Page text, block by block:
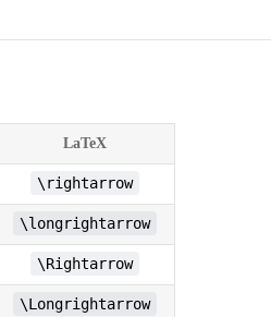
LaTeX
\rightarrow
\longrightarrow
\Rightarrow
\Longrightarrow